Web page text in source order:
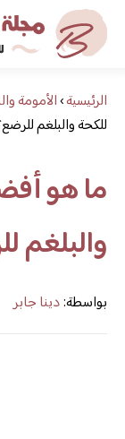
مجلةالرئيسية›الأمومة
للكحة والبلغم
ما هو
والبلغم
بواسطة:دينا جابر